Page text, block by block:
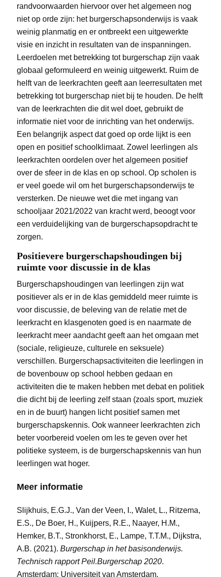
randvoorwaarden hiervoor over het algemeen nog
niet op orde zijn: het burgerschapsonderwijs is vaak
weinig planmatig en er ontbreekt een uitgewerkte
visie en inzicht in resultaten van de inspanningen.
Leerdoelen met betrekking tot burgerschap zijn vaak
globaal geformuleerd en weinig uitgewerkt. Ruim de
helft van de leerkrachten geeft aan leerresultaten met
betrekking tot burgerschap niet bij te houden. De helft
van de leerkrachten die dit wel doet, gebruikt de
informatie niet voor de inrichting van het onderwijs.
Een belangrijk aspect dat goed op orde lijkt is een
open en positief schoolklimaat. Zowel leerlingen als
leerkrachten oordelen over het algemeen positief
over de sfeer in de klas en op school. Op scholen is
er veel goede wil om het burgerschapsonderwijs te
versterken. De nieuwe wet die met ingang van
schooljaar 2021/2022 van kracht werd, beoogt voor
een verduidelijking van de burgerschapsopdracht te
zorgen.
Positievere burgerschapshoudingen bij
ruimte voor discussie in de klas
Burgerschapshoudingen van leerlingen zijn wat
positiever als er in de klas gemiddeld meer ruimte is
voor discussie, de beleving van de relatie met de
leerkracht en klasgenoten goed is en naarmate de
leerkracht meer aandacht geeft aan het omgaan met
(sociale, religieuze, culturele en seksuele)
verschillen. Burgerschapsactiviteiten die leerlingen in
de bovenbouw op school hebben gedaan en
activiteiten die te maken hebben met debat en politiek
die dicht bij de leerling zelf staan (zoals sport, muziek
en in de buurt) hangen licht positief samen met
burgerschapskennis. Ook wanneer leerkrachten zich
beter voorbereid voelen om les te geven over het
politieke systeem, is de burgerschapskennis van hun
leerlingen wat hoger.
Meer informatie
Slijkhuis, E.G.J., Van der Veen, I., Walet, L., Ritzema,
E.S., De Boer, H., Kuijpers, R.E., Naayer, H.M.,
Hemker, B.T., Stronkhorst, E., Lampe, T.T.M., Dijkstra,
A.B. (2021). Burgerschap in het basisonderwijs.
Technisch rapport Peil.Burgerschap 2020.
Amsterdam: Universiteit van Amsterdam.